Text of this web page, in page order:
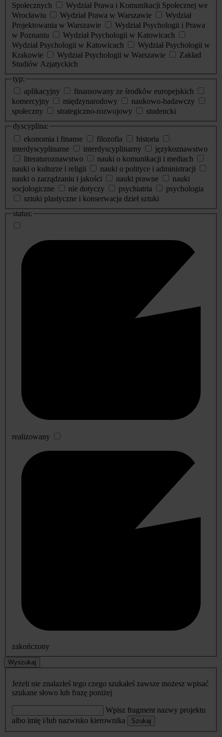
Społecznych
Wydział Prawa i Komunikacji Społecznej we
Wrocławiu
Wydział Prawa w Warszawie
Wydział
Projektowania w Warszawie
Wydział Psychologii i Prawa
w Poznaniu
Wydział Psychologii w Katowicach
Wydział Psychologii w Katowicach
Wydział Psychologii w
Krakowie
Wydział Psychologii w Warszawie
Zakład
Studiów Azjatyckich
typ:
aplikacyjny
finansowany ze środków europejskich
komercyjny
międzynarodowy
naukowo-badawczy
społeczny
strategiczno-rozwojowy
studencki
dyscyplina:
ekonomia i finanse
filozofia
historia
interdyscyplinarne
interdyscyplinarny
językoznawstwo
literaturoznawstwo
nauki o komunikacji i mediach
nauki o kulturze i religii
nauki o polityce i administracji
nauki o zarządzaniu i jakości
nauki prawne
nauki
socjologiczne
nie dotyczy psychiatria
psychologia
sztuki plastyczne i konserwacja dzieł sztuki
status:
realizowany
zakończony
Wyszukaj
Jeżeli nie znalazłeś tego czego szukałeś zawsze możesz wpisać
szukane słowo lub frazę poniżej
Wpisz fragment nazwy projektu
albo imię i/lub nazwisko kierownika
Szukaj